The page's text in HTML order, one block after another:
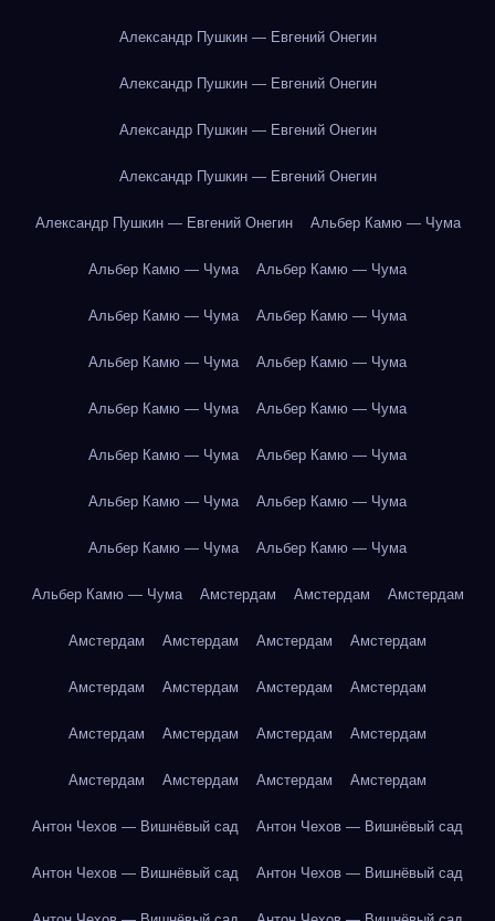
Александр Пушкин — Евгений Онегин
Александр Пушкин — Евгений Онегин
Александр Пушкин — Евгений Онегин
Александр Пушкин — Евгений Онегин
Александр Пушкин — Евгений Онегин Альбер Камю — Чума
Альбер Камю — Чума Альбер Камю — Чума
Альбер Камю — Чума Альбер Камю — Чума
Альбер Камю — Чума Альбер Камю — Чума
Альбер Камю — Чума Альбер Камю — Чума
Альбер Камю — Чума Альбер Камю — Чума
Альбер Камю — Чума Альбер Камю — Чума
Альбер Камю — Чума Альбер Камю — Чума
Альбер Камю — Чума Амстердам Амстердам Амстердам
Амстердам Амстердам Амстердам Амстердам
Амстердам Амстердам Амстердам Амстердам
Амстердам Амстердам Амстердам Амстердам
Амстердам Амстердам Амстердам Амстердам
Антон Чехов — Вишнёвый сад Антон Чехов — Вишнёвый сад
Антон Чехов — Вишнёвый сад Антон Чехов — Вишнёвый сад